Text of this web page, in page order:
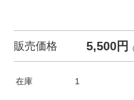
販売価格 5,500円
在庫 1